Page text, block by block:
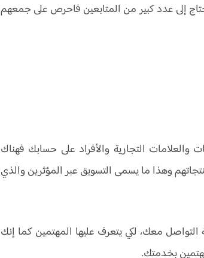
إلى عدد كبير من المتابعين فاحرص على جمعهم
والعلامات التجارية والأفراد على حسابك فهناك
وهذا ما يسمى التسويق عبر المؤثرين والذي
معك، لكي يتعرف عليها المهتمين كما إنك
بخدمتك.